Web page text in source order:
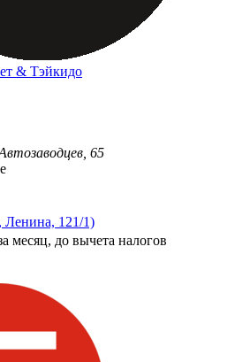
& Тэйкидо
65
Ленина, 121/1)
месяц, до вычета налогов